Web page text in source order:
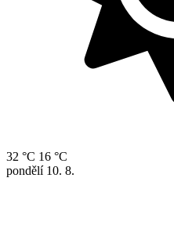
32 °C 16 °C
pondělí 10. 8.